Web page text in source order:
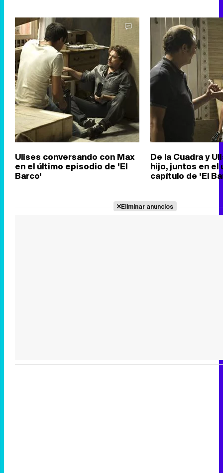
Ulises conversando con Max
en el último episodio de 'El
Barco'
De la Cuadra y
hijo, juntos en el
capítulo de 'El
Eliminar anuncios